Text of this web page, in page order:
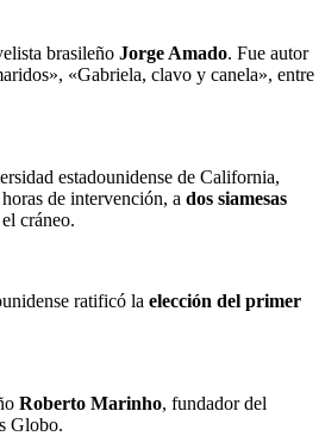
brasileño Jorge Amado. Fue autor
«Gabriela, clavo y canela», entre
estadounidense de California,
de intervención, a dos siamesas
cráneo.
ratificó la elección del primer
Roberto Marinho, fundador del
Globo.